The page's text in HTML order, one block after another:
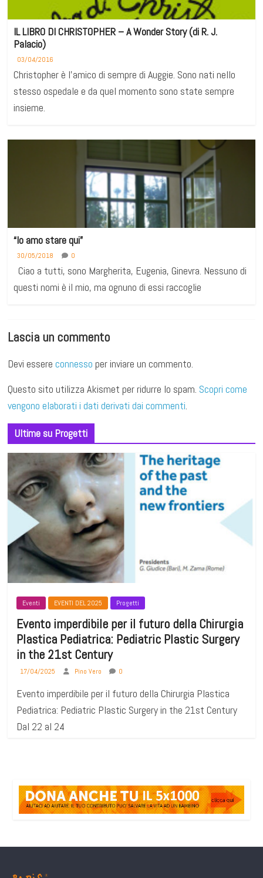
IL LIBRO DI CHRISTOPHER – A Wonder Story (di R. J.
Palacio)
03/04/2016
Christopher è l’amico di sempre di Auggie. Sono nati nello
stesso ospedale e da quel momento sono state sempre
insieme.
“Io amo stare qui”
30/05/2018 0
Ciao a tutti, sono Margherita, Eugenia, Ginevra. Nessuno di
questi nomi è il mio, ma ognuno di essi raccoglie
Lascia un commento
Devi essereconnesso per inviare un commento.
Questo sito utilizza Akismet per ridurre lo spam. Scopri come
vengono elaborati i dati derivati dai commenti.
Ultime su Progetti
Eventi EVENTI DEL 2025 Progetti
Evento imperdibile per il futuro della Chirurgia
Plastica Pediatrica: Pediatric Plastic Surgery
in the 21st Century
17/04/2025 Pino Vero 0
Evento imperdibile per il futuro della Chirurgia Plastica
Pediatrica: Pediatric Plastic Surgery in the 21st Century
Dal 22 al 24